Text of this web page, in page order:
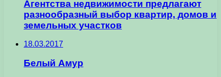
Агентства недвижимости предлагают
разнообразный выбор квартир, домов и
земельных участков
18.03.2017
Белый Амур